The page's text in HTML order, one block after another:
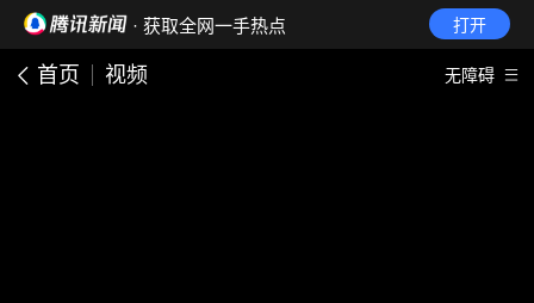
· 获取全网一手热点 打开
首页 视频 无障碍